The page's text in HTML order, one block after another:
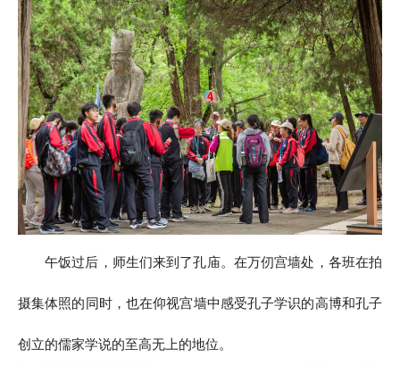
午饭过后，师生们来到了孔庙。在万仞宫墙处，各班在拍
摄集体照的同时，也在仰视宫墙中感受孔子学识的高博和孔子
创立的儒家学说的至高无上的地位。